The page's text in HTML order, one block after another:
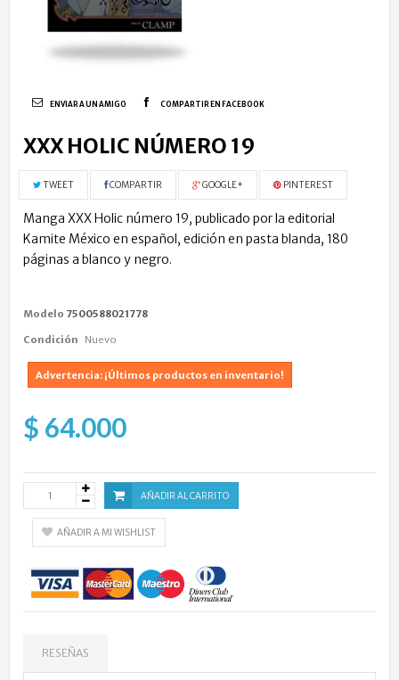
ENVIAR A UN AMIGO COMPARTIR EN FACEBOOK
XXX HOLIC NÚMERO 19
TWEET COMPARTIR GOOGLE+ PINTEREST
Manga XXX Holic número 19, publicado por la editorial
Kamite México en español, edición en pasta blanda, 180
páginas a blanco y negro.
Modelo 7500588021778
Condición Nuevo
Advertencia: ¡Últimos productos en inventario!
$ 64.000
AÑADIR AL CARRITO
AÑADIR A MI WISHLIST
RESEÑAS